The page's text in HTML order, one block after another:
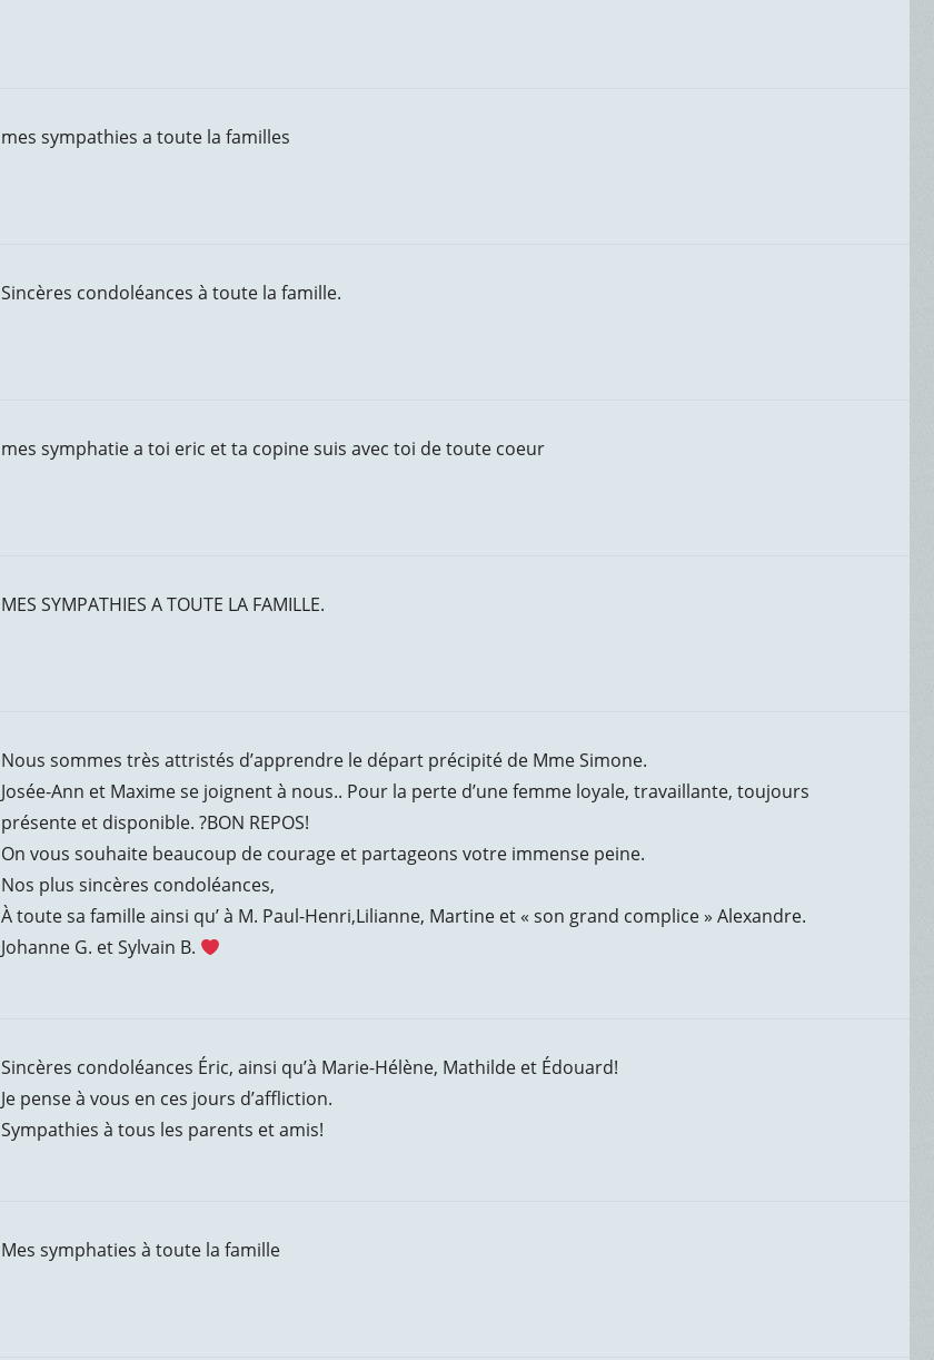
mes sympathies a toute la familles
Sincères condoléances à toute la famille.
mes symphatie a toi eric et ta copine suis avec toi de toute coeur
MES SYMPATHIES A TOUTE LA FAMILLE.
Nous sommes très attristés d’apprendre le départ précipité de Mme Simone.
Josée-Ann et Maxime se joignent à nous.. Pour la perte d’une femme loyale, travaillante, toujours
présente et disponible. ?BON REPOS!
On vous souhaite beaucoup de courage et partageons votre immense peine.
Nos plus sincères condoléances,
À toute sa famille ainsi qu’ à M. Paul-Henri,Lilianne, Martine et « son grand complice » Alexandre.
Johanne G. et Sylvain B.
Sincères condoléances Éric, ainsi qu’à Marie-Hélène, Mathilde et Édouard!
Je pense à vous en ces jours d’affliction.
Sympathies à tous les parents et amis!
Mes symphaties à toute la famille